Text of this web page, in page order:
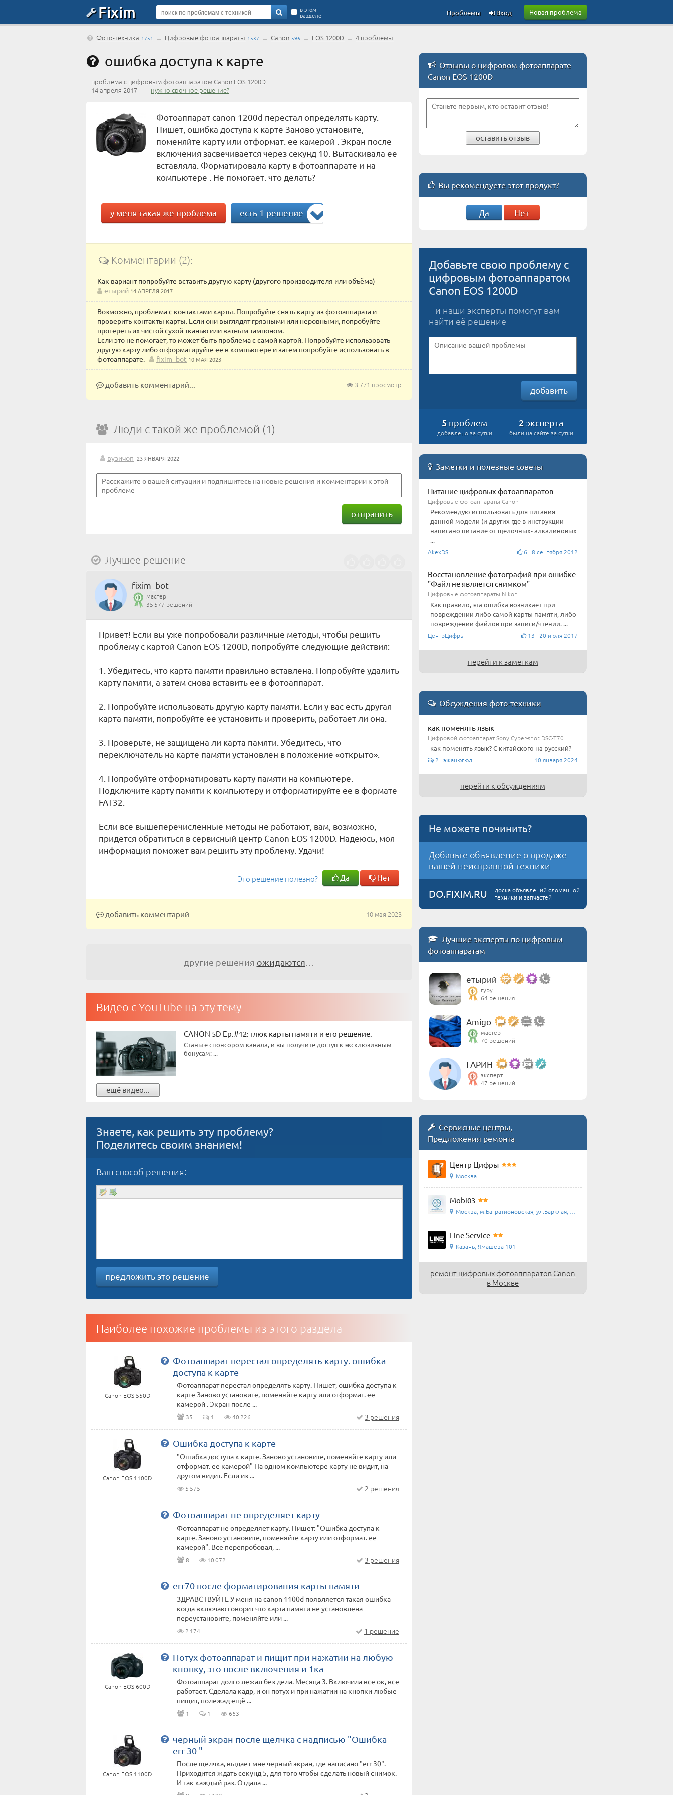
Fixim Новая проблема
в этом
разделе Вход
Проблемы
Фото-техника 1751 → Цифровые фотоаппараты 1537 → Canon 596 → EOS 1200D → 4 проблемы
ошибка доступа к карте
проблема с цифровым фотоаппаратом Canon EOS 1200D
14 апреля 2017 нужно срочное решение?
Фотоаппарат canon 1200d перестал определять карту.
Пишет, ошибка доступа к карте Заново установите,
поменяйте карту или отформат. ее камерой . Экран после
включения засвечивается через секунд 10. Вытаскивала ее
вставляла. Форматировала карту в фотоаппарате и на
компьютере . Не помогает. что делать?
у меня такая же проблема есть 1 решение
Комментарии (2):
Как вариант попробуйте вставить другую карту (другого производителя или объёма)
етырий 14 АПРЕЛЯ 2017
Возможно, проблема с контактами карты. Попробуйте снять карту из фотоаппарата и
проверить контакты карты. Если они выглядят грязными или неровными, попробуйте
протереть их чистой сухой тканью или ватным тампоном.
Если это не помогает, то может быть проблема с самой картой. Попробуйте использовать
другую карту либо отформатируйте ее в компьютере и затем попробуйте использовать в
фотоаппарате.
fixim_bot 10 МАЯ 2023
3 771 просмотр
добавить комментарий...
Люди с такой же проблемой (1)
вузичоп 23 ЯНВАРЯ 2022
отправить
Лучшее решение
fixim_bot
мастер
35 577 решений
Привет! Если вы уже попробовали различные методы, чтобы решить
проблему с картой Canon EOS 1200D, попробуйте следующие действия:
1. Убедитесь, что карта памяти правильно вставлена. Попробуйте удалить
карту памяти, а затем снова вставить ее в фотоаппарат.
2. Попробуйте использовать другую карту памяти. Если у вас есть другая
карта памяти, попробуйте ее установить и проверить, работает ли она.
3. Проверьте, не защищена ли карта памяти. Убедитесь, что
переключатель на карте памяти установлен в положение «открыто».
4. Попробуйте отформатировать карту памяти на компьютере.
Подключите карту памяти к компьютеру и отформатируйте ее в формате
FAT32.
Если все вышеперечисленные методы не работают, вам, возможно,
придется обратиться в сервисный центр Canon EOS 1200D. Надеюсь, моя
информация поможет вам решить эту проблему. Удачи!
Это решение полезно? Да Нет
10 мая 2023
добавить комментарий
другие решения ожидаются
Видео с YouTube на эту тему
CANON 5D Ep.#12: глюк карты памяти и его решение.
Станьте спонсором канала, и вы получите доступ к эксклюзивным
бонусам: ...
ещё видео...
Знаете, как решить эту проблему?
Поделитесь своим знанием!
Ваш способ решения:
предложить это решение
Наиболее похожие проблемы из этого раздела
Canon EOS 550D
Фотоаппарат перестал определять карту. ошибка
доступа к карте
Фотоаппарат перестал определять карту. Пишет, ошибка доступа к
карте Заново установите, поменяйте карту или отформат. ее
камерой . Экран после ...
35 1 40 226 3 решения
Canon EOS 1100D
Ошибка доступа к карте
"Ошибка доступа к карте. Заново установите, поменяйте карту или
отформат. ее камерой" На одном компьютере карту не видит, на
другом видит. Если из ...
5 575 2 решения
Фотоаппарат не определяет карту
Фотоаппарат не определяет карту. Пишет: "Ошибка доступа к
карте. Заново установите, поменяйте карту или отформат. ее
камерой". Все перепробовал, ...
8 10 072 3 решения
err70 после форматирования карты памяти
ЗДРАВСТВУЙТЕ У меня на canon 1100d появляется такая ошибка
когда включаю говорит что карта памяти не установлена
переустановите, поменяйте или ...
2 174 1 решение
Canon EOS 600D
Потух фотоаппарат и пищит при нажатии на любую
кнопку, это после включения и 1ка
Фотоаппарат долго лежал без дела. Месяца 3. Включила все ок, все
работает. Сделала кадр, и он потух и при нажатии на кнопки любые
пищит, полежад ещё ...
1 1 663
Canon EOS 1100D
черный экран после щелчка с надписью "Ошибка
err 30 "
После щелчка, выдает мне черный экран, где написано "err 30".
Приходится ждать секунд 5, для того чтобы сделать новый снимок.
И так каждый раз. Отдала ...
Отзывы о цифровом фотоаппарате
Canon EOS 1200D
оставить отзыв
Вы рекомендуете этот продукт?
Да Нет
Добавьте свою проблему с
цифровым фотоаппаратом
Canon EOS 1200D
– и наши эксперты помогут вам
найти её решение
добавить
5 проблем
добавлено за сутки
2 эксперта
были на сайте за сутки
Заметки и полезные советы
Питание цифровых фотоаппаратов
Цифровые фотоаппараты Canon
Рекомендую использовать для питания
данной модели (и других где в инструкции
написано питание от щелочных- алкалиновых
...
AkexDS 6 8 сентября 2012
Восстановление фотографий при ошибке
"Файл не является снимком"
Цифровые фотоаппараты Nikon
Как правило, эта ошибка возникает при
повреждении либо самой карты памяти, либо
повреждении файлов при записи/чтении. ...
ЦентрЦифры 13 20 июля 2017
перейти к заметкам
Обсуждения фото-техники
как поменять язык
Цифровой фотоаппарат Sony Cyber-shot DSC-T70
как поменять язык? С китайского на русский?
2 эжанюгюл 10 января 2024
перейти к обсуждениям
Не можете починить?
Добавьте объявление о продаже
вашей неисправной техники
DO.FIXIM.RU
доска объявлений сломанной
техники и запчастей
Лучшие эксперты по цифровым
фотоаппаратам
етырий
гуру
64 решения
Amigo
мастер
70 решений
ГАРИН
эксперт
47 решений
Сервисные центры,
Предложения ремонта
Центр Цифры
Москва
Mobi03
Москва, м.Багратионовская, ул.Барклая, д.8, ТЦ ...
Line Service
Казань, Ямашева 101
ремонт цифровых фотоаппаратов Canon
в Москве